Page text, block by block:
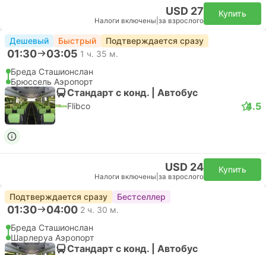
USD 27
Налоги включены за взрослого
Купить
Дешевый Быстрый Подтверждается сразу
01:30 03:05 1 ч. 35 м.
Бреда Сташионслан
Брюссель Аэропорт
Стандарт с конд. | Автобус
Flibco 4.5
USD 24
Налоги включены за взрослого
Купить
Подтверждается сразу Бестселлер
01:30 04:00 2 ч. 30 м.
Бреда Сташионслан
Шарлеруа Аэропорт
Стандарт с конд. | Автобус